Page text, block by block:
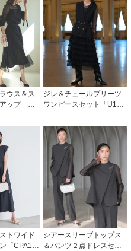
パーティードレス
ウス＆ス
ップ「U9
れ対応フ
ィードレ
ジレ＆チュールプリーツ
ワンピースセット「U160
次会などお呼ばれ対応フ
ォーマルパーティードレ
トワイド
「CPA15
シアースリーブトップス
＆パンツ２点ドレスセッ